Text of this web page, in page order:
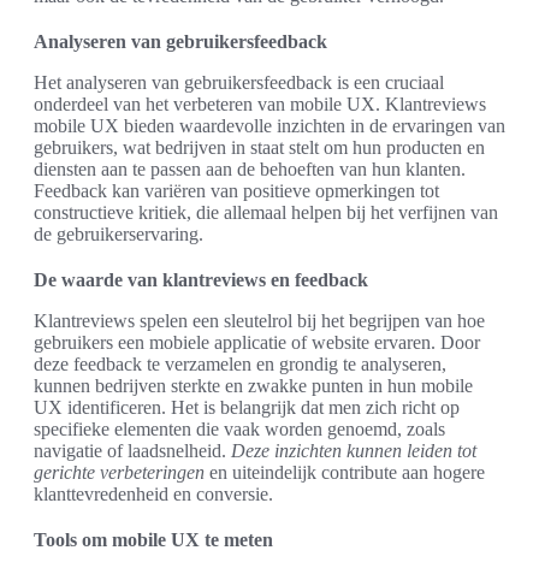
Analyseren van gebruikersfeedback
Het analyseren van gebruikersfeedback is een cruciaal
onderdeel van het verbeteren van mobile UX. Klantreviews
mobile UX bieden waardevolle inzichten in de ervaringen van
gebruikers, wat bedrijven in staat stelt om hun producten en
diensten aan te passen aan de behoeften van hun klanten.
Feedback kan variëren van positieve opmerkingen tot
constructieve kritiek, die allemaal helpen bij het verfijnen van
de gebruikerservaring.
De waarde van klantreviews en feedback
Klantreviews spelen een sleutelrol bij het begrijpen van hoe
gebruikers een mobiele applicatie of website ervaren. Door
deze feedback te verzamelen en grondig te analyseren,
kunnen bedrijven sterkte en zwakke punten in hun mobile
UX identificeren. Het is belangrijk dat men zich richt op
specifieke elementen die vaak worden genoemd, zoals
navigatie of laadsnelheid. Deze inzichten kunnen leiden tot
gerichte verbeteringen en uiteindelijk contribute aan hogere
klanttevredenheid en conversie.
Tools om mobile UX te meten